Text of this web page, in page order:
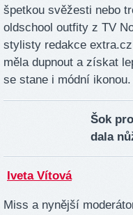
špetkou svěžesti nebo
oldschool outfity z TV
stylisty redakce
měla dupnout a získat
se stane i módní ikonou.
Šok
dala
Iveta Vítová
Miss a nynější